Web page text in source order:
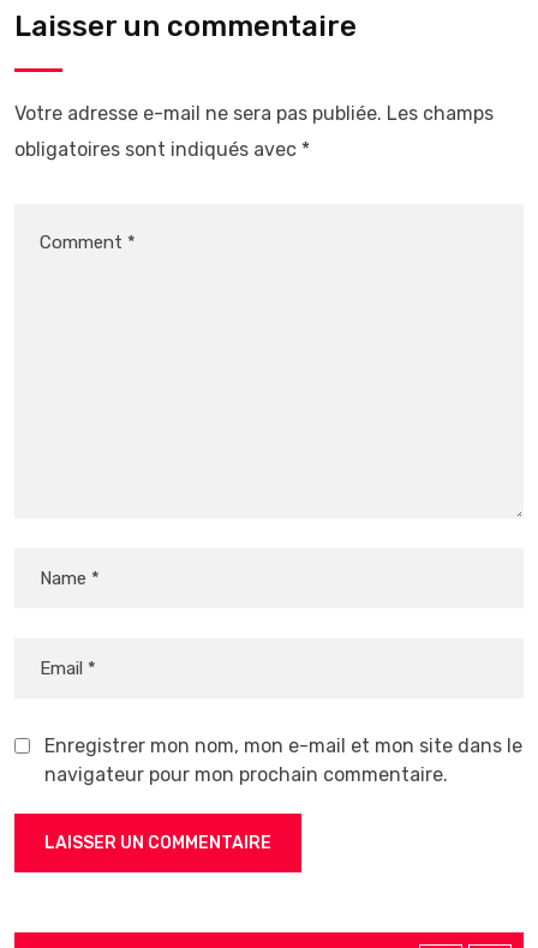
Laisser un commentaire
Votre adresse e-mail ne sera pas publiée. Les champs
obligatoires sont indiqués avec *
Enregistrer mon nom, mon e-mail et mon site dans le
navigateur pour mon prochain commentaire.